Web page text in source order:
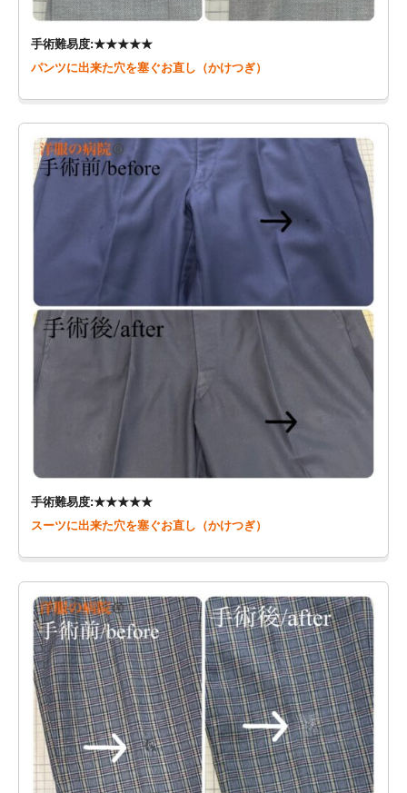
手術難易度:★★★★★
パンツに出来た穴を塞ぐお直し（かけつぎ）
手術難易度:★★★★★
スーツに出来た穴を塞ぐお直し（かけつぎ）